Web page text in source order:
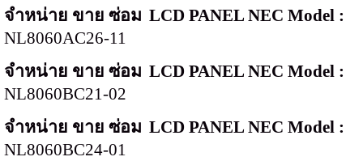
จำหน่าย ขาย ซ่อม LCD PANEL NEC Model :
NL8060AC26-11
จำหน่าย ขาย ซ่อม LCD PANEL NEC Model :
NL8060BC21-02
จำหน่าย ขาย ซ่อม LCD PANEL NEC Model :
NL8060BC24-01